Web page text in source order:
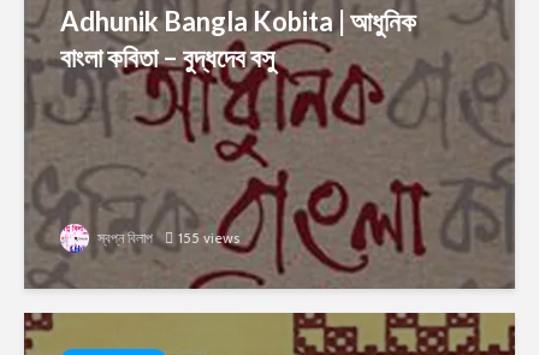
Adhunik Bangla Kobita | আধুনিক
বাংলা কবিতা – বুদ্ধদেব বসু
স্বপ্ন বিলাপ 155 views